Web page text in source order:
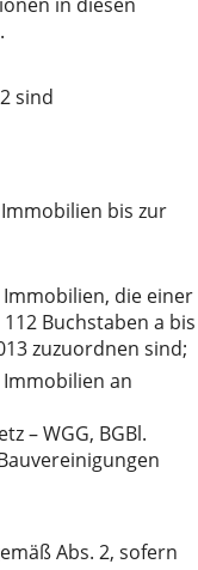
sind
bis zur
die einer
Buchstaben a bis
zuzuordnen sind;
an
– WGG, BGBl.
Abs. 2, sofern